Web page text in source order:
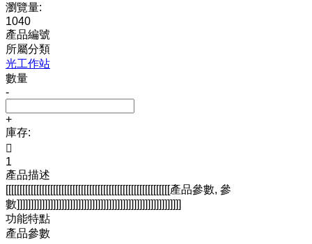
瀏覽量:
1040
產品編號
所屬分類
光工作站
數量
-
+
庫存:

1
產品描述
[[[[[[[[[[[[[[[[[[[[[[[[[[[[[[[[[[[[[[[[[[[[[[[[[[[[[[[[[[[產品參數, 參
數]]]]]]]]]]]]]]]]]]]]]]]]]]]]]]]]]]]]]]]]]]]]]]]]]]]]]]]]]]]
功能特點
產品參數